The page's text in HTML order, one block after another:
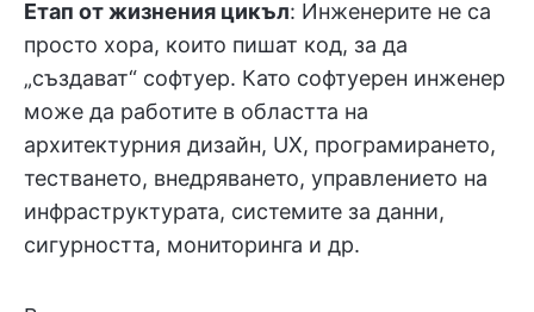
Етап от жизнения цикъл: Инженерите не са
просто хора, които пишат код, за да
„създават“ софтуер. Като софтуерен инженер
може да работите в областта на
архитектурния дизайн, UX, програмирането,
тестването, внедряването, управлението на
инфраструктурата, системите за данни,
сигурността, мониторинга и др.